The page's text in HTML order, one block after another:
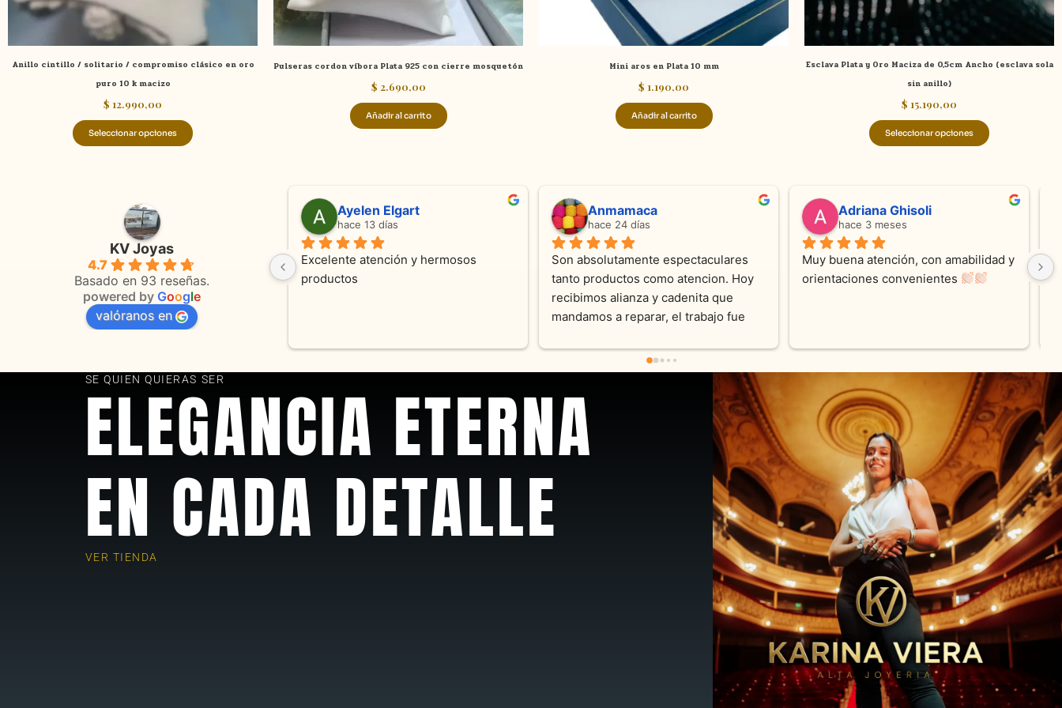
Anillo cintillo / solitario / compromiso clásico en oro
puro 10 k macizo
$ 12.990,00
Seleccionar opciones
de
producto
Pulseras cordon víbora Plata 925 con cierre mosquetón
$ 2.690,00
Añadir al carrito
Mini aros en Plata 10 mm
$ 1.190,00
Añadir al carrito
Esclava Plata y Oro Maciza de 0,5cm Ancho (esclava sola
sin anillo)
$ 15.190,00
Seleccionar opciones
de
producto
KV Joyas
4.7
Basado en 93 reseñas.
powered by Google
valóranos en
Adriana Ghisoli
hace 3 meses
Muy buena atención, con amabilidad y
orientaciones convenientes
Sandra Ramos
hace 4 meses
Excelente atención !!!!!Nos asesoraron
en todo momento con dedicación.
Laura A
hace 5 meses
Desde el inicio soy clienta de KV
Joyas y siempre muy conforme con
sus productos. Una Belleza cada
pieza y siempre satisfecha con los
recomendable
valentina silva
hace 6 meses
Muy linda atención, me encanta!!!Es la
segunda vez q compro, siempre
SE QUIEN QUIERAS SER
ELEGANCIA ETERNA
EN CADA DETALLE
VER TIENDA